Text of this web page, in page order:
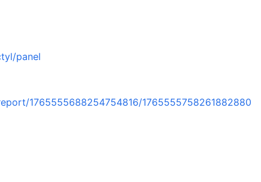
panel
1765555688254754816/1765555758261882880